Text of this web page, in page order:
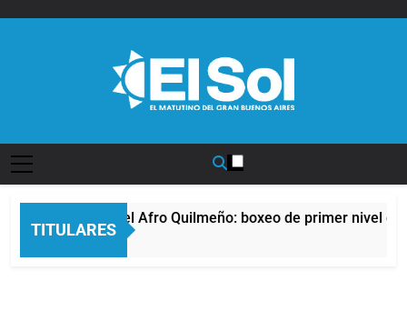
TITULARES
La noche del Afro Quilmeño: boxeo de primer nivel en
13 Horas Atrás